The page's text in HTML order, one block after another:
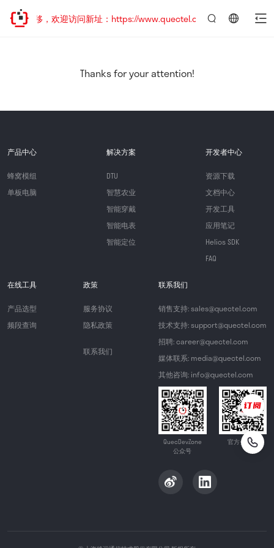
址已迁移，欢迎访问新址：https://www.quectel.com.cn
Thanks for your attention!
产品中心
蜂窝模组
单板电脑
解决方案
DTU
智慧农业
智能穿戴
智能电表
智能定位
开发者中心
资源下载
文档中心
开发工具
应用笔记
Helios SDK
FAQ
在线工具
产品选型
频段查询
政策
服务协议
隐私政策
联系我们
联系我们
销售支持: sales@quectel.com
技术支持: support@quectel.com
招聘: career@quectel.com
媒体联系: media@quectel.com
其他咨询: info@quectel.com
QuecDevZone
公众号
官方公众号